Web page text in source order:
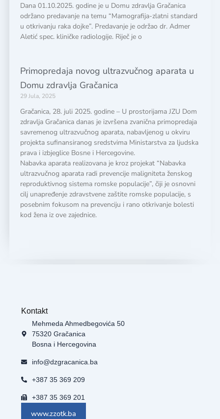
Dana 01.10.2025. godine je u Domu zdravlja Gračanica
održano predavanje na temu “Mamografija-zlatni standard
u otkrivanju raka dojke”. Predavanje je održao dr. Admer
Aletić spec. kliničke radiologije. Riječ je o
Primopredaja novog ultrazvučnog aparata u
Domu zdravlja Gračanica
29 Jula, 2025
Gračanica, 28. juli 2025. godine – U prostorijama JZU Dom
zdravlja Gračanica danas je izvršena zvanična primopredaja
savremenog ultrazvučnog aparata, nabavljenog u okviru
projekta sufinansiranog sredstvima Ministarstva za ljudska
prava i izbjeglice Bosne i Hercegovine.
Nabavka aparata realizovana je kroz projekat “Nabavka
ultrazvučnog aparata radi prevencije maligniteta ženskog
reproduktivnog sistema romske populacije”, čiji je osnovni
cilj unapređenje zdravstvene zaštite romske populacije, s
posebnim fokusom na prevenciju i rano otkrivanje bolesti
kod žena iz ove zajednice.
Kontakt
Mehmeda Ahmedbegovića 50
75320 Gračanica
Bosna i Hercegovina
info@dzgracanica.ba
+387 35 369 209
+387 35 369 201
www.zzotk.ba